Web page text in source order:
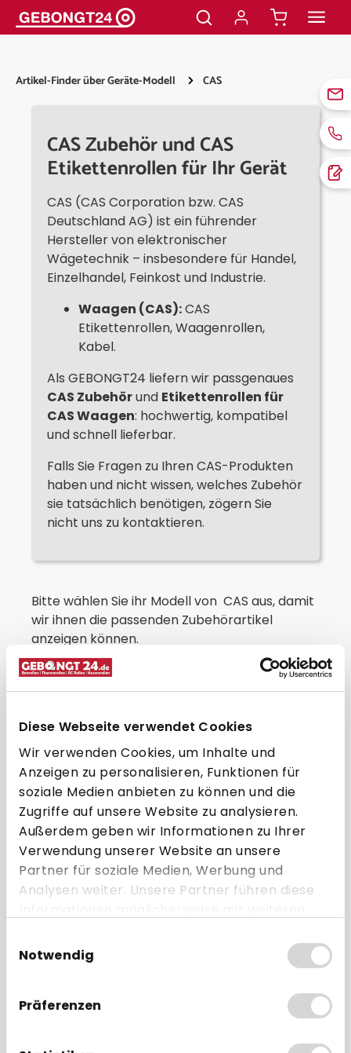
Diese Webseite verwendet Cookies
Wir verwenden Cookies, um Inhalte und
Anzeigen zu personalisieren, Funktionen für
soziale Medien anbieten zu können und die
Zugriffe auf unsere Website zu analysieren.
Außerdem geben wir Informationen zu Ihrer
Verwendung unserer Website an unsere
Partner für soziale Medien, Werbung und
Analysen weiter. Unsere Partner führen diese
haben oder die sie im Rahmen Ihrer Nutzung
der Dienste gesammelt haben.
Notwendig
Präferenzen
springen
Artikel-Finder über Geräte-Modell CAS
CAS Zubehör und CAS
Etikettenrollen für Ihr Gerät
CAS (CAS Corporation bzw. CAS
Deutschland AG) ist ein führender
Hersteller von elektronischer
Wägetechnik – insbesondere für Handel,
Einzelhandel, Feinkost und Industrie.
Waagen (CAS):CAS
Etikettenrollen, Waagenrollen,
Kabel.
Als GEBONGT24 liefern wir passgenaues
CAS Zubehörund Etikettenrollen für
CAS Waagen: hochwertig, kompatibel
und schnell lieferbar.
Falls Sie Fragen zu Ihren CAS-Produkten
haben und nicht wissen, welches Zubehör
sie tatsächlich benötigen, zögern Sie
nicht uns zu kontaktieren.
Bitte wählen Sie ihr Modell von CAS aus, damit
wir ihnen die passenden Zubehörartikel
anzeigen können.
Ihr Gerät ist nicht dabei? Dann nehmen Sie
bitte Kontakt mit uns auf, wir helfen Ihnen
CL 5500-D